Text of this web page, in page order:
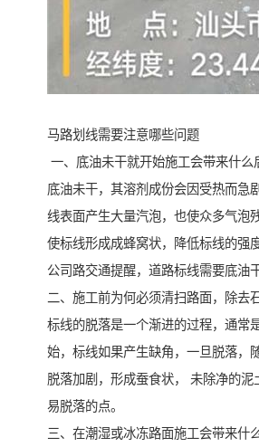
马路划线需要注意哪些问题
一、底油未干就开始施工会带来什么
底油未干，其溶剂成份会因受热而急
线表面产生大量汽泡，也使众多气泡
使标线形成成蜂窝状，降低标线的强
公司路交通提醒，道路标线需要底油
二、施工前为何必须清扫路面，除去
标线的脱落是一个渐进的过程，通常
始，标线如果产生缺角，一旦脱落，
脱落加剧，形成蚕食状， 未除净的泥
易脱落的点。
三、在潮湿或冰冻路面施工会带来什